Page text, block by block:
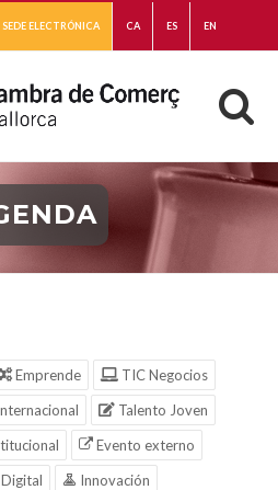
SEDE ELECTRÓNICA CA ES EN
Emprende
TIC Negocios
Talento Joven
Evento externo
Innovación